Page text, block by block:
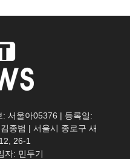
서울아05376 | 등록일:
종범 | 서울시 종로구 새
26-1
자: 민두기